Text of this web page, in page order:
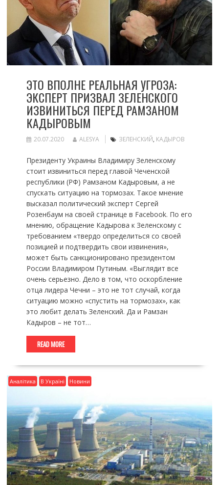
ЭТО ВПОЛНЕ РЕАЛЬНАЯ УГРОЗА:
ЭКСПЕРТ ПРИЗВАЛ ЗЕЛЕНСКОГО
ИЗВИНИТЬСЯ ПЕРЕД РАМЗАНОМ
КАДЫРОВЫМ
20.07.2020 ALESYA ЗЕЛЕНСКИЙ, КАДЫРОВ
Президенту Украины Владимиру Зеленскому
стоит извиниться перед главой Чеченской
республики (РФ) Рамзаном Кадыровым, а не
спускать ситуацию на тормозах. Такое мнение
высказал политический эксперт Сергей
Розенбаум на своей странице в Facebook. По его
мнению, обращение Кадырова к Зеленскому с
требованием «твердо определиться со своей
позицией и подтвердить свои извинения»,
может быть санкционировано президентом
России Владимиром Путиным. «Выглядит все
очень серьезно. Дело в том, что оскорбление
отца лидера Чечни – это не тот случай, когда
ситуацию можно «спустить на тормозах», как
это любит делать Зеленский. Да и Рамзан
Кадыров – не тот…
READ MORE
Аналітика В Україні Новини